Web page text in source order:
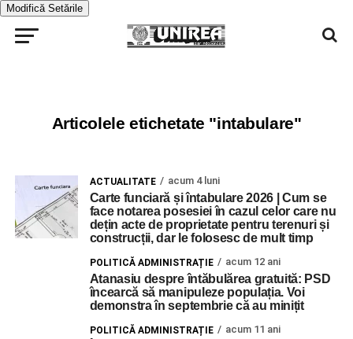
Modifică Setările
Articolele etichetate "intabulare"
ACTUALITATE acum 4 luni
Carte funciară și întabulare 2026 | Cum se
face notarea posesiei în cazul celor care nu
dețin acte de proprietate pentru terenuri și
construcții, dar le folosesc de mult timp
POLITICĂ ADMINISTRAȚIE acum 12 ani
Atanasiu despre întăbulărea gratuită: PSD
încearcă să manipuleze populația. Voi
demonstra în septembrie că au minițit
POLITICĂ ADMINISTRAȚIE acum 11 ani